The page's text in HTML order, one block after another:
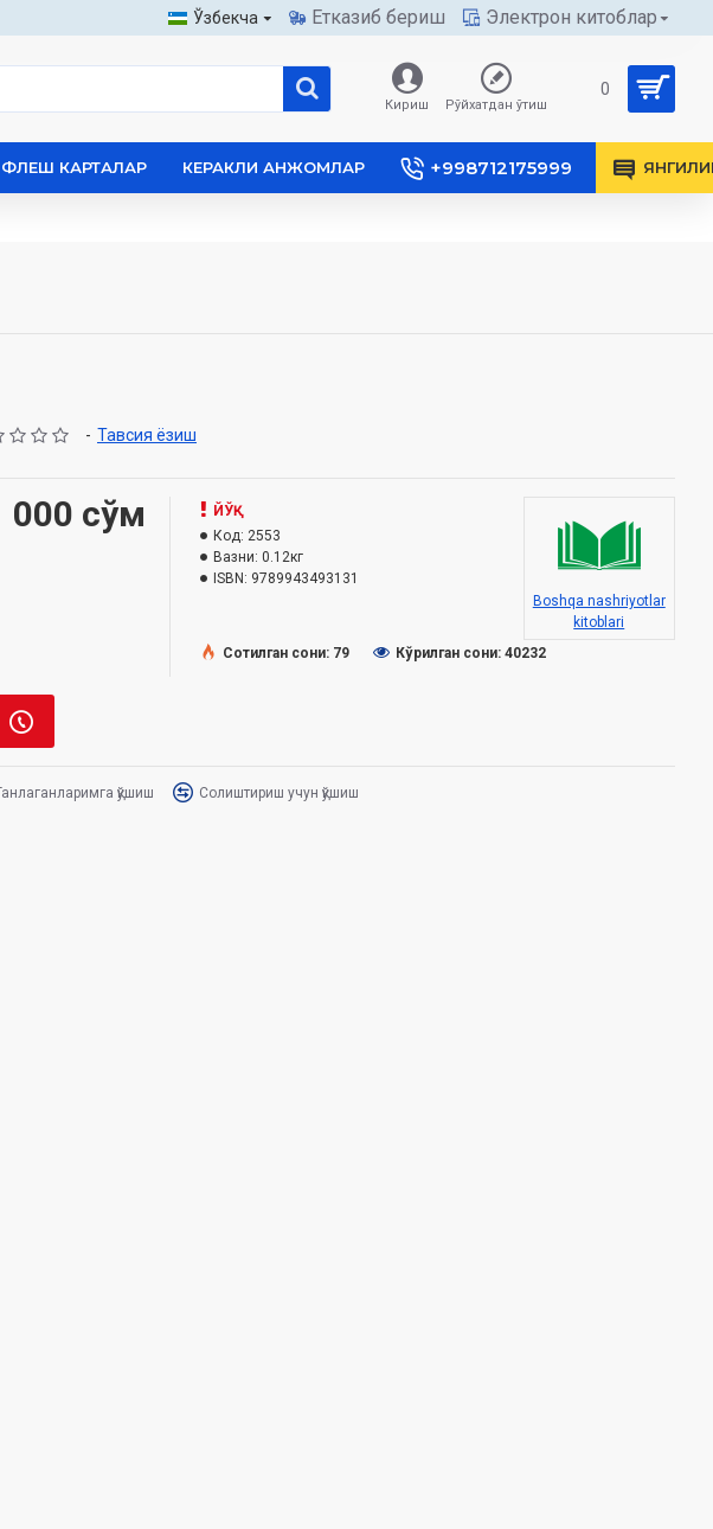
Ўзбекча Етказиб бериш Электрон китоблар
Кириш Рўйхатдан ўтиш
0
ФЛЕШ КАРТАЛАР КЕРАКЛИ АНЖОМЛАР +998712175999
- Тавсия ёзиш
000 сўм
ЙЎҚ
Код: 2553
Вазни: 0.12кг
ISBN: 9789943493131
Boshqa nashriyotlar
kitoblari
Сотилган сони: 79
Кўрилган сони: 40232
қўшиш Солиштириш учун қўшиш